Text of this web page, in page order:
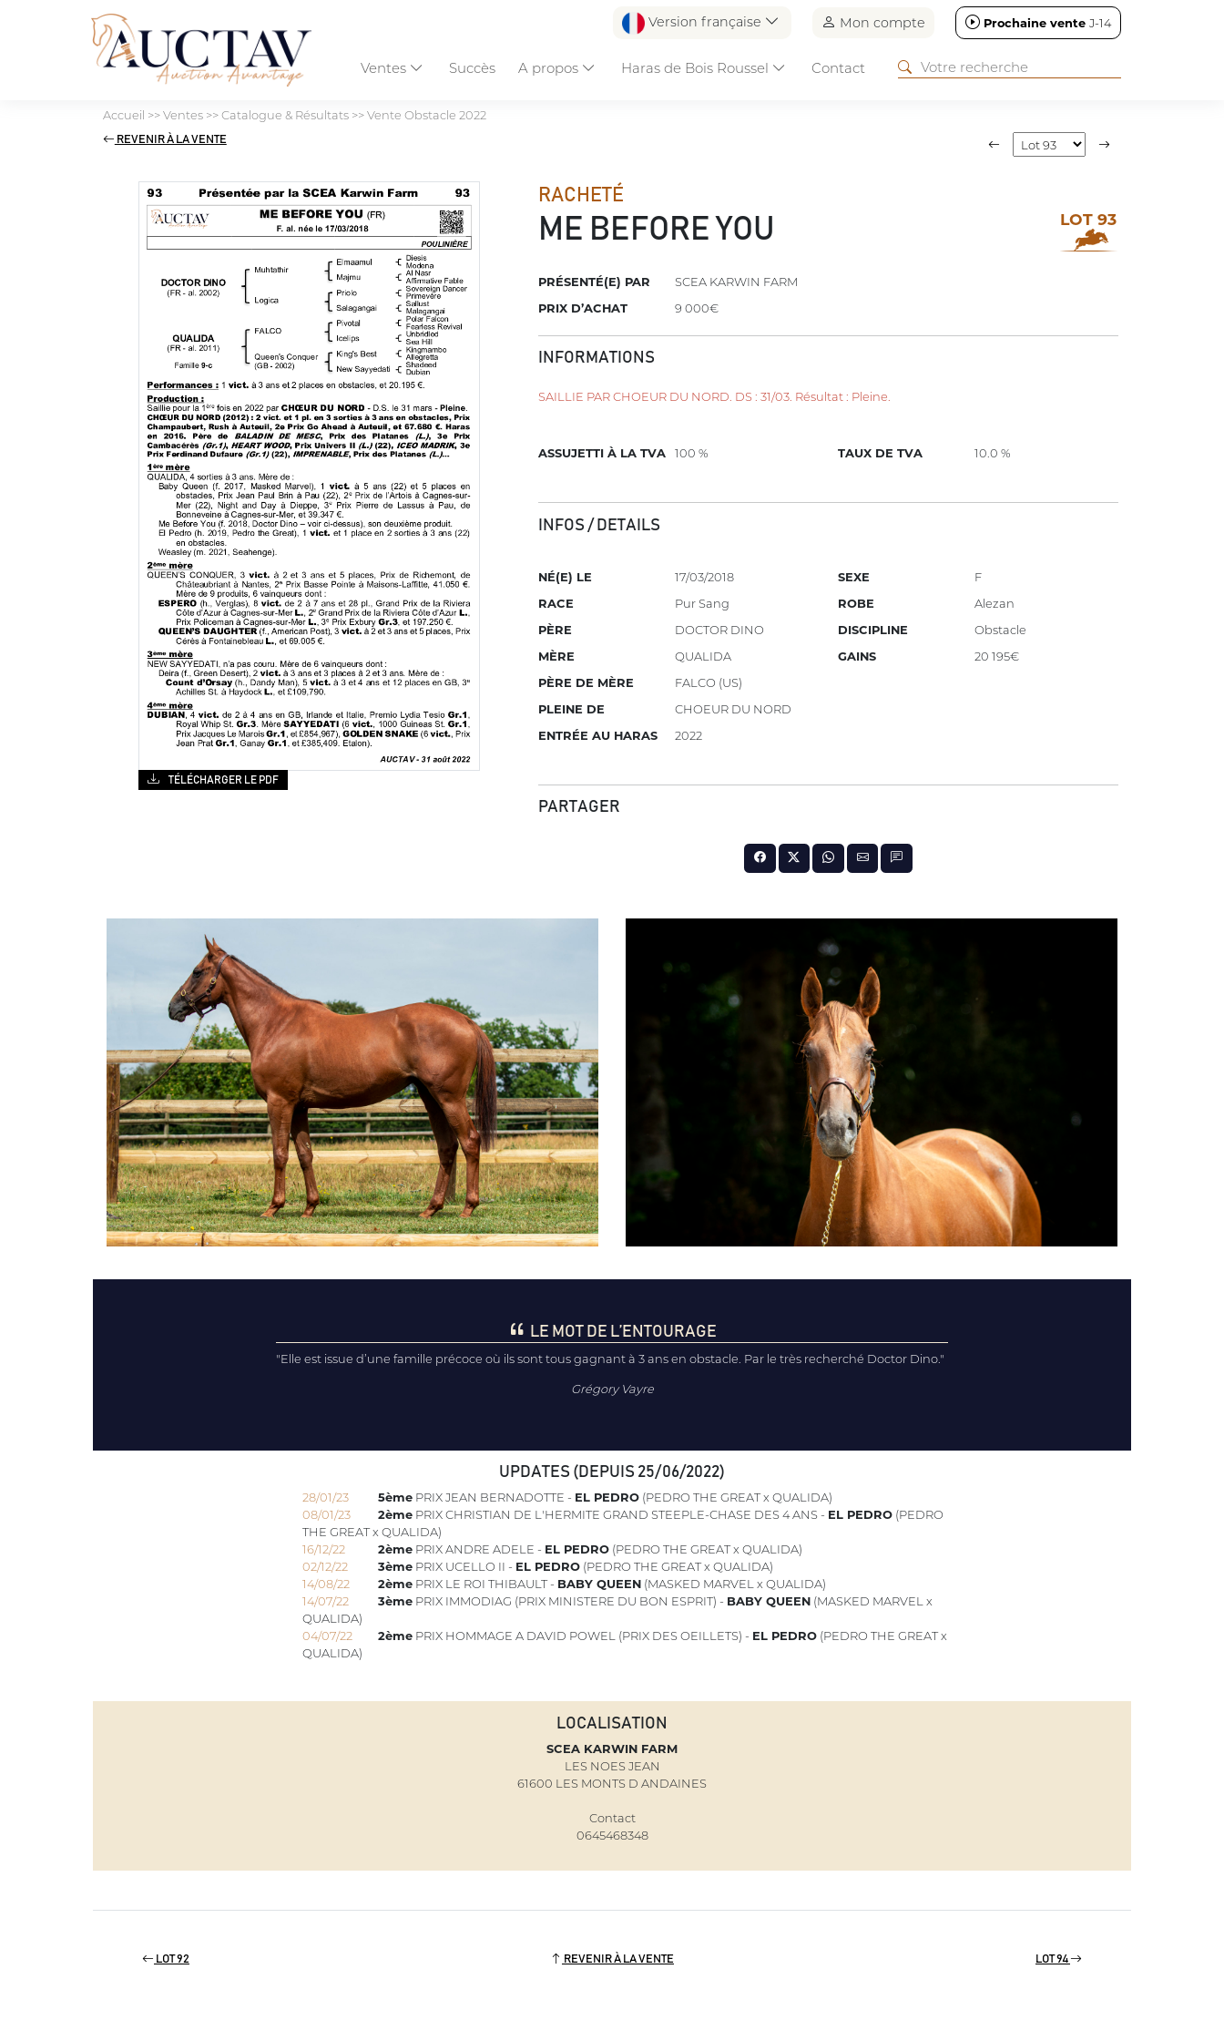
Version française Mon compte Prochaine vente J-14
Ventes Succès A propos Haras de Bois Roussel Contact
Accueil >>Ventes>>Catalogue & Résultats>>Vente Obstacle 2022
REVENIR À LA VENTE
RACHETÉ
ME BEFORE YOU LOT 93
PRÉSENTÉ(E) PAR
SCEA KARWIN FARM
PRIX D’ACHAT
9 000€
INFORMATIONS
SAILLIE PAR CHOEUR DU NORD. DS : 31/03. Résultat : Pleine.
ASSUJETTI À LA TVA 100 % TAUX DE TVA 10.0 %
INFOS / DETAILS
NÉ(E) LE
17/03/2018
RACE
Pur Sang
PÈRE
DOCTOR DINO
MÈRE
QUALIDA
PÈRE DE MÈRE
FALCO (US)
PLEINE DE
CHOEUR DU NORD
ENTRÉE AU HARAS
2022
SEXE
F
ROBE
Alezan
DISCIPLINE
Obstacle
GAINS
20 195€
PARTAGER
TÉLÉCHARGER LE PDF
LE MOT DE L’ENTOURAGE
"Elle est issue d’une famille précoce où ils sont tous gagnant à 3 ans en obstacle. Par le très recherché Doctor Dino."
Grégory Vayre
UPDATES (DEPUIS 25/06/2022)
28/01/23 5èmePRIX JEAN BERNADOTTE - EL PEDRO(PEDRO THE GREAT x QUALIDA)
08/01/23
2èmePRIX CHRISTIAN DE L'HERMITE GRAND STEEPLE-CHASE DES 4 ANS - EL PEDRO(PEDRO
THE GREAT x QUALIDA)
16/12/22
2èmePRIX ANDRE ADELE - EL PEDRO(PEDRO THE GREAT x QUALIDA)
02/12/22
3èmePRIX UCELLO II - EL PEDRO(PEDRO THE GREAT x QUALIDA)
14/08/22
2èmePRIX LE ROI THIBAULT - BABY QUEEN(MASKED MARVEL x QUALIDA)
14/07/22
3èmePRIX IMMODIAG (PRIX MINISTERE DU BON ESPRIT) - BABY QUEEN(MASKED MARVEL x
QUALIDA)
04/07/22
2èmePRIX HOMMAGE A DAVID POWEL (PRIX DES OEILLETS) - EL PEDRO(PEDRO THE GREAT x
QUALIDA)
LOCALISATION
SCEA KARWIN FARM
LES NOES JEAN
61600 LES MONTS D ANDAINES
Contact
0645468348
LOT 92 REVENIR À LA VENTE LOT 94